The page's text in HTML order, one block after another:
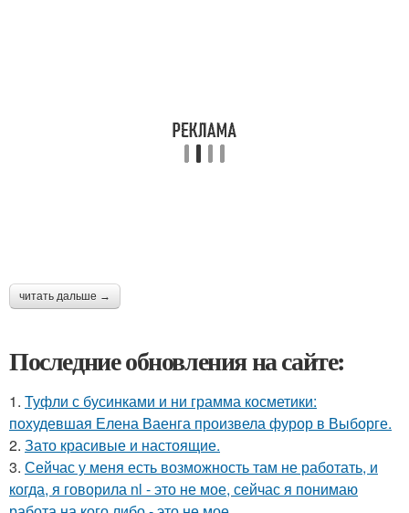
читать дальше →
Последние обновления на сайте:
1. Туфли с бусинками и ни грамма косметики:
похудевшая Елена Ваенга произвела фурор в Выборге.
2. Зато красивые и настоящие.
3. Сейчас у меня есть возможность там не работать, и
когда, я говорила nl - это не мое, сейчас я понимаю